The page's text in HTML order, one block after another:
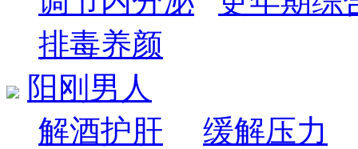
排毒养颜
阳刚男人
解酒护肝
缓解压力